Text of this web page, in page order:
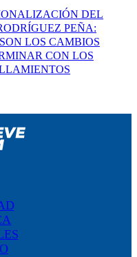
DEL
PEÑA:
LOS CAMBIOS
CON LOS